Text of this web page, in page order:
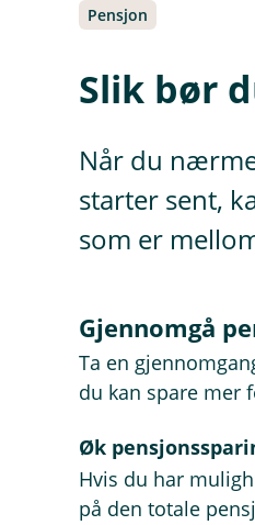
Pensjon
Slik bør
Når du
starter sent,
som er
Gjennomgå
Ta en
du kan spare mer
Øk
Hvis du har
på den totale